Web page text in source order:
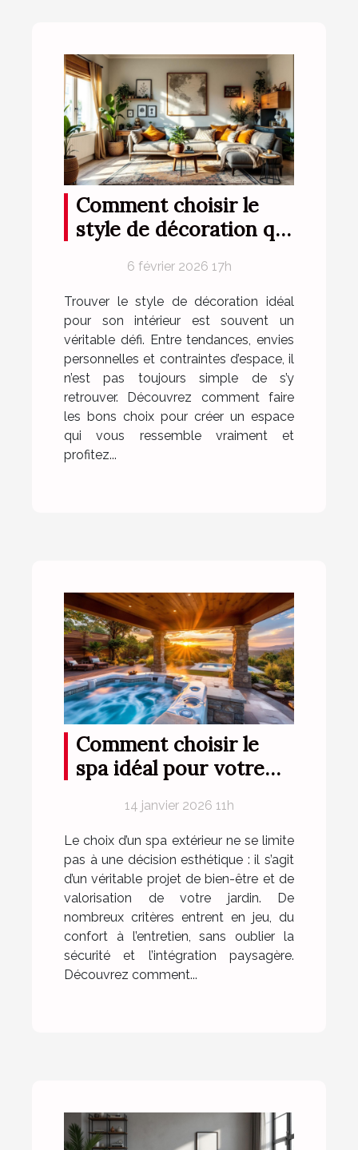
Comment choisir le
style de décoration qui
6 février 2026 17h
Trouver le style de décoration idéal
pour son intérieur est souvent un
véritable défi. Entre tendances, envies
personnelles et contraintes d’espace, il
n’est pas toujours simple de s’y
retrouver. Découvrez comment faire
les bons choix pour créer un espace
qui vous ressemble vraiment et
profitez...
Comment choisir le
spa idéal pour votre
14 janvier 2026 11h
Le choix d’un spa extérieur ne se limite
pas à une décision esthétique : il s’agit
d’un véritable projet de bien-être et de
valorisation de votre jardin. De
nombreux critères entrent en jeu, du
confort à l’entretien, sans oublier la
sécurité et l’intégration paysagère.
Découvrez comment...